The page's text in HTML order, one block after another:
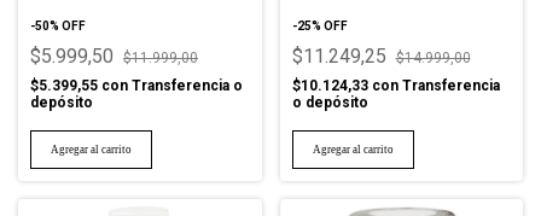
-50% OFF
$5.999,50
$11.999,00
$5.399,55 con Transferencia o
depósito
-25% OFF
$11.249,25
$14.999,00
$10.124,33 con Transferencia
o depósito